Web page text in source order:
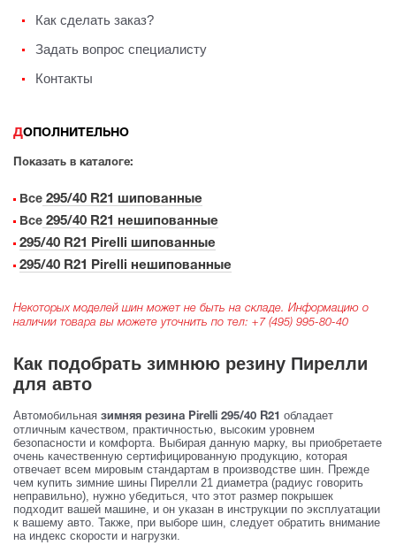
Как сделать заказ?
Задать вопрос специалисту
Контакты
ДОПОЛНИТЕЛЬНО
Показать в каталоге:
Все 295/40 R21 шипованные
Все 295/40 R21 нешипованные
295/40 R21 Pirelli шипованные
295/40 R21 Pirelli нешипованные
Некоторых моделей шин может не быть на складе. Информацию о
наличии товара вы можете уточнить по тел: +7 (495) 995-80-40
Как подобрать зимнюю резину Пирелли
для авто
Автомобильная зимняя резина Pirelli 295/40 R21 обладает
отличным качеством, практичностью, высоким уровнем
безопасности и комфорта. Выбирая данную марку, вы приобретаете
очень качественную сертифицированную продукцию, которая
отвечает всем мировым стандартам в производстве шин. Прежде
чем купить зимние шины Пирелли 21 диаметра (радиус говорить
неправильно), нужно убедиться, что этот размер покрышек
подходит вашей машине, и он указан в инструкции по эксплуатации
к вашему авто. Также, при выборе шин, следует обратить внимание
на индекс скорости и нагрузки.